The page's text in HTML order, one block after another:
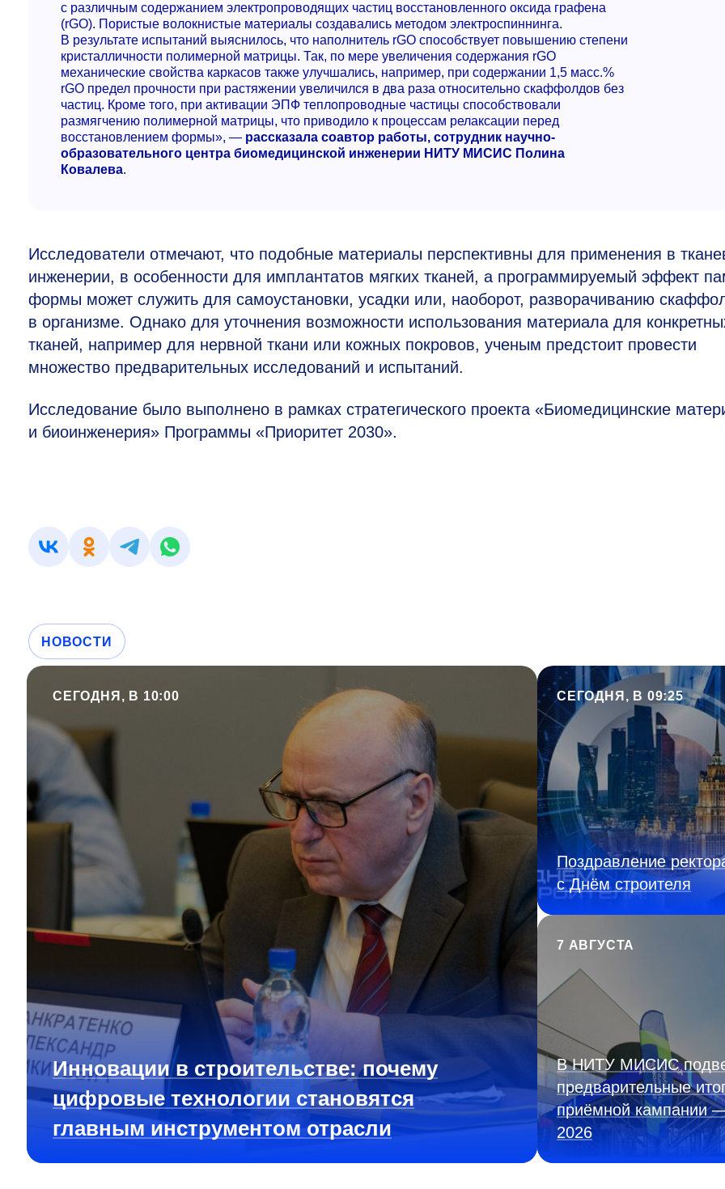
с различным содержанием электропроводящих частиц восстановленного оксида графена
(rGO). Пористые волокнистые материалы создавались методом электроспиннинга.
В результате испытаний выяснилось, что наполнитель rGO способствует повышению степени
кристалличности полимерной матрицы. Так, по мере увеличения содержания rGO
механические свойства каркасов также улучшались, например, при содержании 1,5 масс.%
rGO предел прочности при растяжении увеличился в два раза относительно скаффолдов без
частиц. Кроме того, при активации ЭПФ теплопроводные частицы способствовали
размягчению полимерной матрицы, что приводило к процессам релаксации перед
восстановлением формы», — рассказала соавтор работы, сотрудник научно-
образовательного центра биомедицинской инженерии НИТУ МИСИС Полина
Ковалева.
Исследователи отмечают, что подобные материалы перспективны для применения в
инженерии, в особенности для имплантатов мягких тканей, а программируемый эффект
формы может служить для самоустановки, усадки или, наоборот, разворачиванию
в организме. Однако для уточнения возможности использования материала для
тканей, например для нервной ткани или кожных покровов, ученым предстоит провести
множество предварительных исследований и испытаний.
Исследование было выполнено в рамках стратегического проекта «Биомедицинские
и биоинженерия» Программы «Приоритет 2030».
НОВОСТИ
СЕГОДНЯ, В 10:00
Инновации в строительстве: почему
цифровые технологии становятся
главным инструментом отрасли
СЕГОДНЯ, В 09:25
Поздравление
с Днём строителя
7 АВГУСТА
В НИТУ МИСИС
предварительные
приёмной кампании
2026